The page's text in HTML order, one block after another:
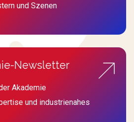
und Szenen
Newsletter
Akademie
und industrienahes